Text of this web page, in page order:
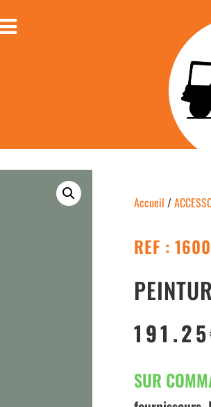
Accueil /
REF :
191.25
SUR